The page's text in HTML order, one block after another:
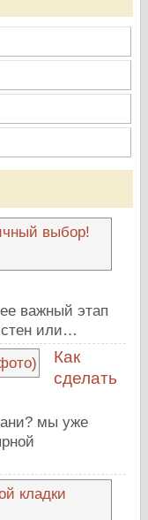
важный этап
стен или…
Как
сделать
мы уже